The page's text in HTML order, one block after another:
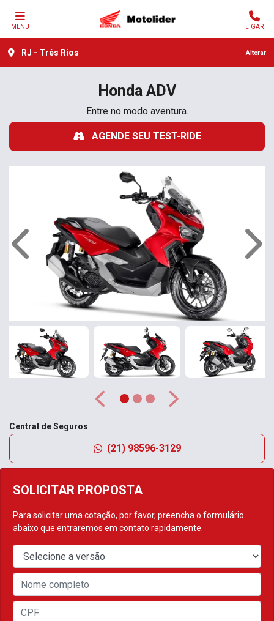
MENU LIGAR
RJ - Três Rios Alterar
Honda ADV
Entre no modo aventura.
AGENDE SEU TEST-RIDE
SOLICITAR PROPOSTA
Para solicitar uma cotação, por favor, preencha o formulário
abaixo que entraremos em contato rapidamente.
Anterior
Anterior Próximo
Central de Seguros
(21) 98596-3129